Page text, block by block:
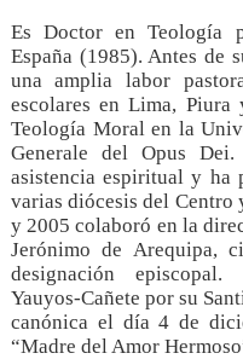
Es Doctor en Teología
España (1985). Antes de
una amplia labor
escolares en Lima,
Teología Moral en la
Generale del Opus
asistencia espiritual y ha
varias diócesis del Centro
y 2005 colaboró en la
Jerónimo de Arequipa,
designación episcopal.
Yauyos-Cañete por su
canónica el día 4 de
“Madre del Amor